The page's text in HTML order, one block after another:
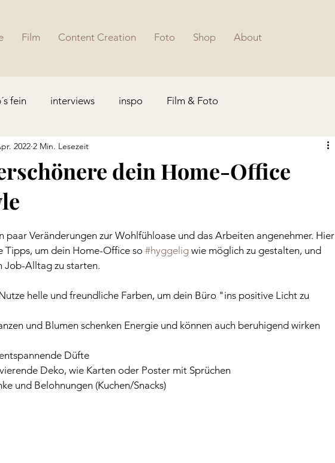
Film Content Creation Foto Shop About
fein interviews inspo Film & Foto
dein Home-Office
2022 2 Min. Lesezeit
paar Veränderungen zur Wohlfühloase und das Arbeiten angenehmer. Hier
Tipps, um dein Home-Office so #hyggelig wie möglich zu gestalten, und
Job-Alltag zu starten.
helle und freundliche Farben, um dein Büro "ins positive Licht zu
und Blumen schenken Energie und können auch beruhigend wirken
Düfte
Deko, wie Karten oder Poster mit Sprüchen
und Belohnungen (Kuchen/Snacks)